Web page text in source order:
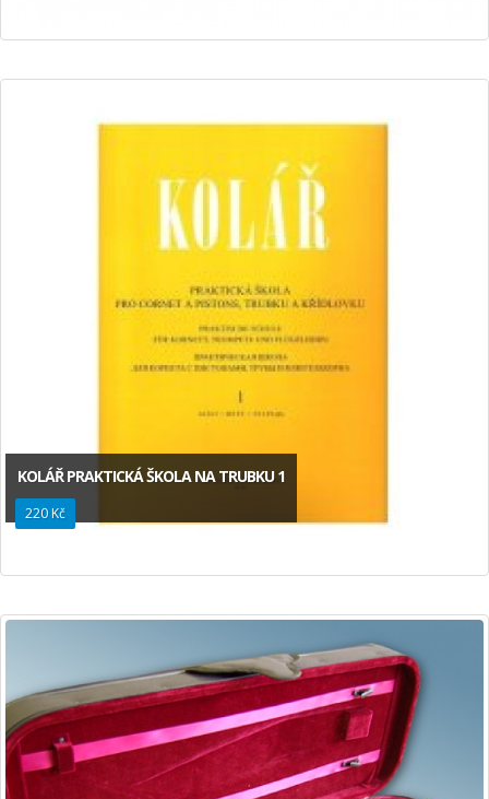
KOLÁŘ PRAKTICKÁ ŠKOLA NA TRUBKU 1
220 Kč